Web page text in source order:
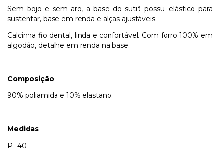
Sem bojo e sem aro, a base do sutiã possui elástico para
sustentar, base em renda e alças ajustáveis.
Calcinha fio dental, linda e confortável. Com forro 100% em
algodão, detalhe em renda na base.
Composição
90% poliamida e 10% elastano.
Medidas
P- 40